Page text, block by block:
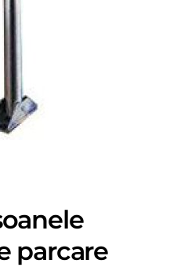
parcare